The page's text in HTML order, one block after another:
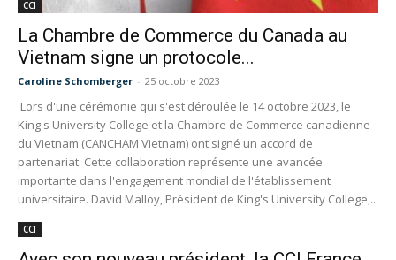
CCI
La Chambre de Commerce du Canada au
Vietnam signe un protocole...
Caroline Schomberger - 25 octobre 2023
Lors d'une cérémonie qui s'est déroulée le 14 octobre 2023, le
King's University College et la Chambre de Commerce canadienne
du Vietnam (CANCHAM Vietnam) ont signé un accord de
partenariat. Cette collaboration représente une avancée
importante dans l'engagement mondial de l'établissement
universitaire. David Malloy, Président de King's University College,...
CCI